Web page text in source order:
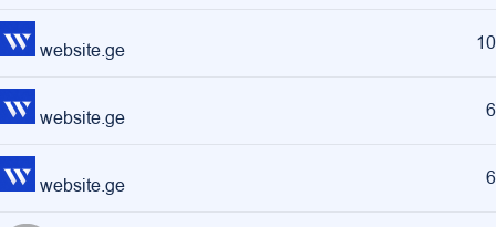
website.ge 10
website.ge 6
website.ge 6